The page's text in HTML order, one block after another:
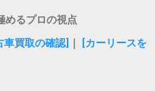
めるプロの視点
車買取の確認]
[カーリースを